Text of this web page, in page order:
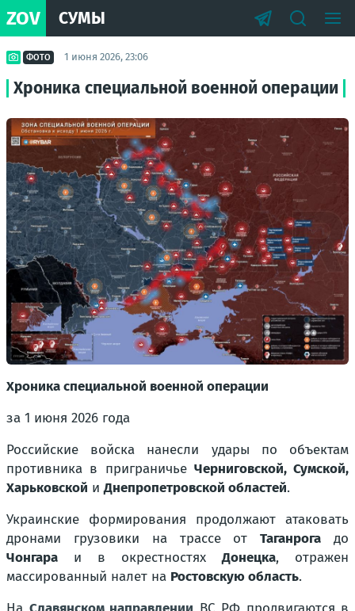
ZOV СУМЫ
ФОТО 1 июня 2026, 23:06
Хроника специальной военной операции
Хроника специальной военной операции
за 1 июня 2026 года
Российские войска нанесли удары по объектам
противника в приграничье Черниговской, Сумской,
Харьковской иДнепропетровской областей.
Украинские формирования продолжают атаковать
дронами грузовики на трассе отТаганрога до
Чонгара и в окрестностяхДонецка, отражен
массированный налет на Ростовскую область.